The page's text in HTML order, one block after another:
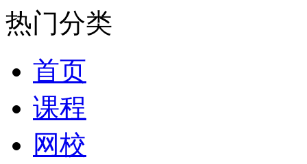
热门分类
首页
课程
网校